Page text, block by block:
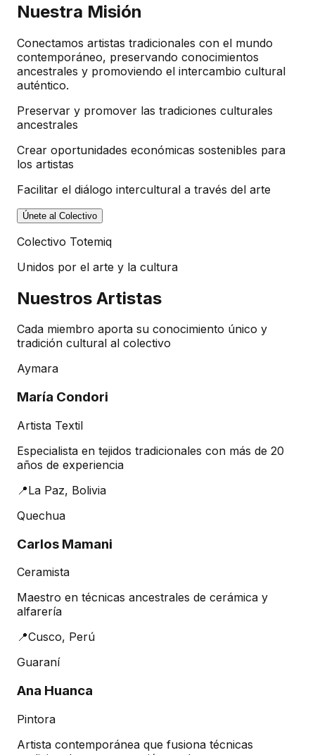
Nuestra Misión
Conectamos artistas tradicionales con el mundo
contemporáneo, preservando conocimientos
ancestrales y promoviendo el intercambio cultural
auténtico.
Preservar y promover las tradiciones culturales
ancestrales
Crear oportunidades económicas sostenibles para
los artistas
Facilitar el diálogo intercultural a través del arte
Únete al Colectivo
Colectivo Totemiq
Unidos por el arte y la cultura
Nuestros Artistas
Cada miembro aporta su conocimiento único y
tradición cultural al colectivo
Aymara
María Condori
Artista Textil
Especialista en tejidos tradicionales con más de 20
años de experiencia
📍La Paz, Bolivia
Quechua
Carlos Mamani
Ceramista
Maestro en técnicas ancestrales de cerámica y
alfarería
📍Cusco, Perú
Guaraní
Ana Huanca
Pintora
Artista contemporánea que fusiona técnicas